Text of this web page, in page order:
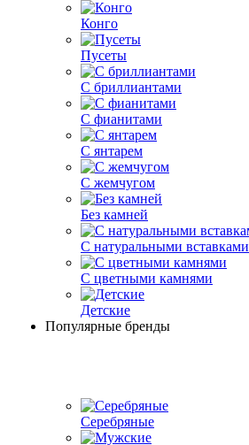
Конго
Пусеты
С бриллиантами
С фианитами
С янтарем
С жемчугом
Без камней
С натуральными вставками
С цветными камнями
Детские
Популярные бренды
Серебряные